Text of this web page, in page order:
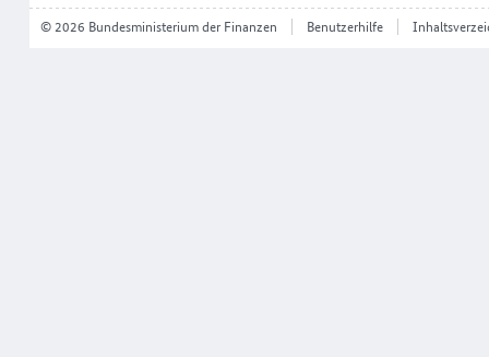
© 2026 Bundesministerium der Finanzen Benutzerhilfe